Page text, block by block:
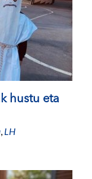
hustu eta
, LH